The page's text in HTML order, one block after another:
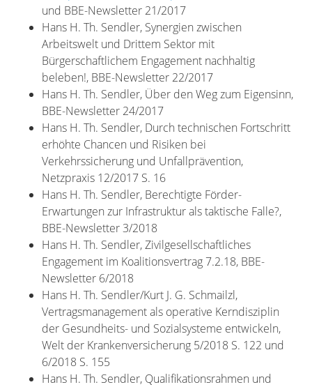
und BBE-Newsletter 21/2017
Hans H. Th. Sendler, Synergien zwischen
Arbeitswelt und Drittem Sektor mit
Bürgerschaftlichem Engagement nachhaltig
beleben!, BBE-Newsletter 22/2017
Hans H. Th. Sendler, Über den Weg zum Eigensinn,
BBE-Newsletter 24/2017
Hans H. Th. Sendler, Durch technischen Fortschritt
erhöhte Chancen und Risiken bei
Verkehrssicherung und Unfallprävention,
Netzpraxis 12/2017 S. 16
Hans H. Th. Sendler, Berechtigte Förder-
Erwartungen zur Infrastruktur als taktische Falle?,
BBE-Newsletter 3/2018
Hans H. Th. Sendler, Zivilgesellschaftliches
Engagement im Koalitionsvertrag 7.2.18, BBE-
Newsletter 6/2018
Hans H. Th. Sendler/Kurt J. G. Schmailzl,
Vertragsmanagement als operative Kerndisziplin
der Gesundheits- und Sozialsysteme entwickeln,
Welt der Krankenversicherung 5/2018 S. 122 und
6/2018 S. 155
Hans H. Th. Sendler, Qualifikationsrahmen und